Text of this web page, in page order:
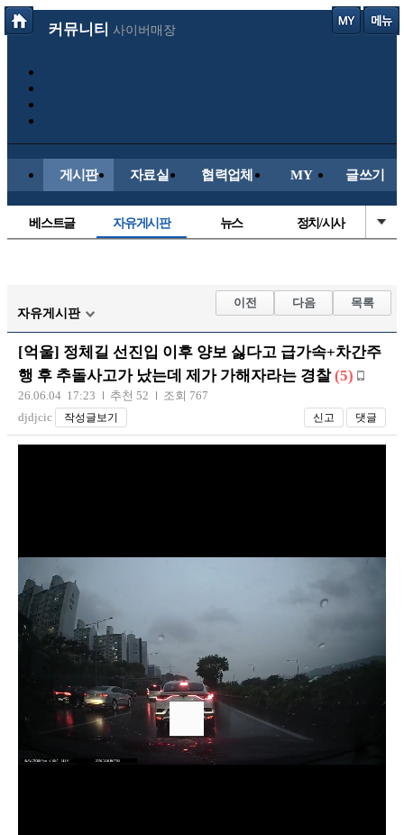
커뮤니티 사이버매장
게시판 자료실 협력업체 MY 글쓰기
베스트글 자유게시판 뉴스 정치/시사
해외축구
국내축구
자유게시판
이전 다음 목록
[억울] 정체길 선진입 이후 양보 싫다고 급가속+차간주
행 후 추돌사고가 났는데 제가 가해자라는 경찰 (5)
26.06.04 17:23 추천 52
조회 767
djdjcic
작성글보기 신고 댓글